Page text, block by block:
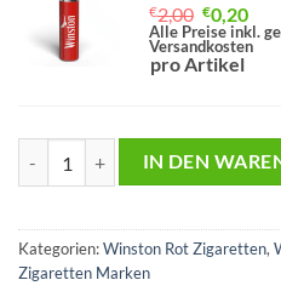
€2,00
Preis
war:
€2,00
€0,20
ist:
Alle Preise inkl.
Versandkosten
pro Artikel
Winston Red Big Pack Aktion
IN DEN
Kategorien:Winston Rot Zigaretten,
Zigaretten Marken